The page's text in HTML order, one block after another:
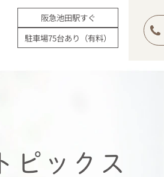
阪急池田駅すぐ
駐車場75台あり（有料）
トピックス